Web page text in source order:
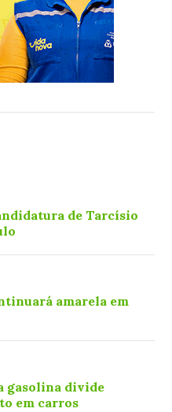
de Tarcísio
amarela em
gasolina divide
em carros